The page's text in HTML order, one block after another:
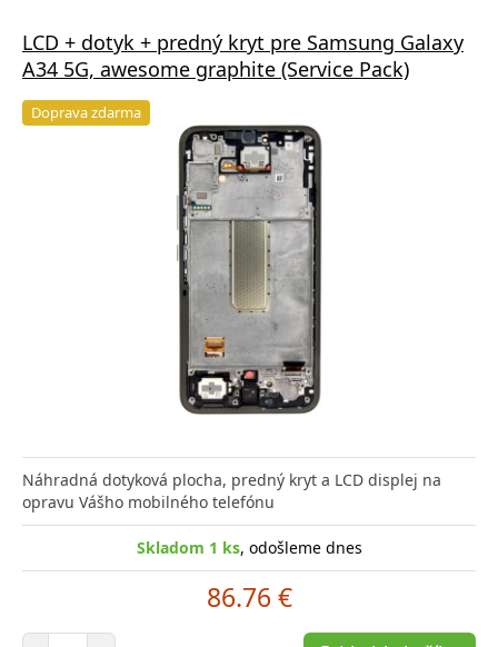
LCD + dotyk + predný kryt pre Samsung Galaxy
A34 5G, awesome graphite (Service Pack)
Doprava zdarma
Náhradná dotyková plocha, predný kryt a LCD displej na
opravu Vášho mobilného telefónu
Skladom 1 ks, odošleme dnes
86.76 €
Počet položiek